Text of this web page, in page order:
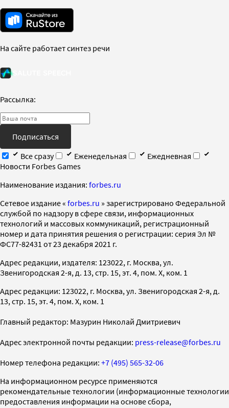
На сайте работает синтез речи
Рассылка:
Подписаться
Все сразу
Еженедельная
Ежедневная
Новости Forbes Games
Наименование издания: forbes.ru
Cетевое издание « forbes.ru » зарегистрировано Федеральной
службой по надзору в сфере связи, информационных
технологий и массовых коммуникаций, регистрационный
номер и дата принятия решения о регистрации: серия Эл №
ФС77-82431 от 23 декабря 2021 г.
Адрес редакции, издателя: 123022, г. Москва, ул.
Звенигородская 2-я, д. 13, стр. 15, эт. 4, пом. X, ком. 1
Адрес редакции: 123022, г. Москва, ул. Звенигородская 2-я, д.
13, стр. 15, эт. 4, пом. X, ком. 1
Главный редактор: Мазурин Николай Дмитриевич
Адрес электронной почты редакции: press-release@forbes.ru
Номер телефона редакции: +7 (495) 565-32-06
На информационном ресурсе применяются
рекомендательные технологии (информационные технологии
предоставления информации на основе сбора,